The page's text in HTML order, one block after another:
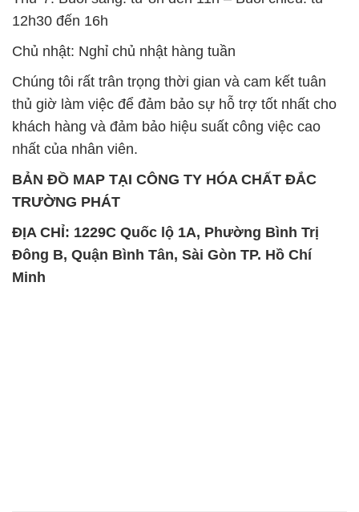
thủ giờ làm việc để đảm bảo sự hỗ trợ tốt nhất cho
khách hàng và đảm bảo hiệu suất công việc cao
nhất của nhân viên.
BẢN ĐỒ MAP TẠI CÔNG TY HÓA CHẤT ĐẮC
TRƯỜNG PHÁT
ĐỊA CHỈ: 1229C Quốc lộ 1A, Phường Bình Trị
Đông B, Quận Bình Tân, Sài Gòn TP. Hồ Chí
Minh